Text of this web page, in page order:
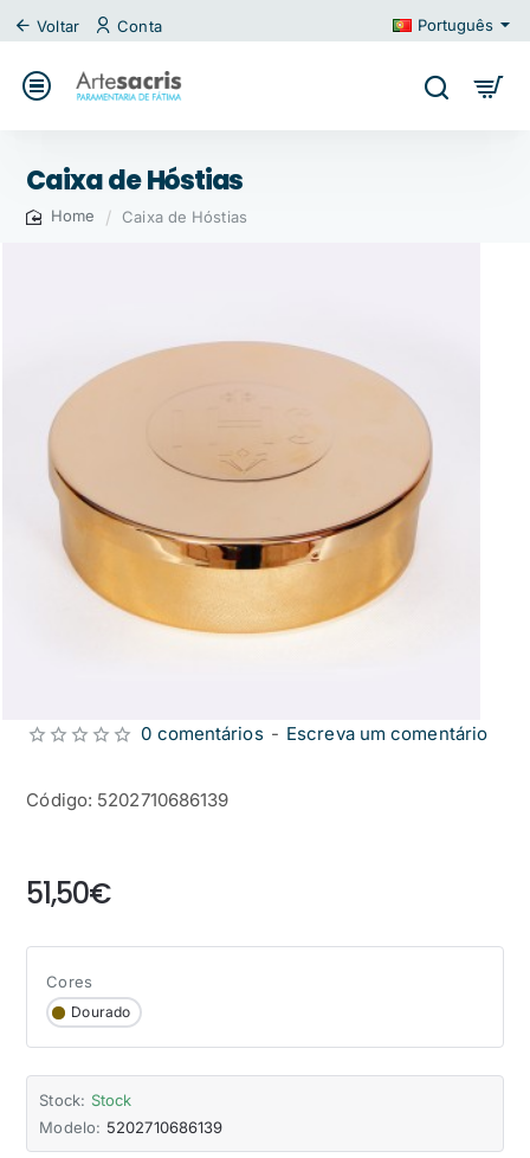
Voltar Conta Português
Caixa de Hóstias
Caixa de Hóstias
Código: 5202710686139
Stock: Stock
Modelo: 5202710686139
0 comentários - Escreva um comentário
51,50€
Cores
Dourado